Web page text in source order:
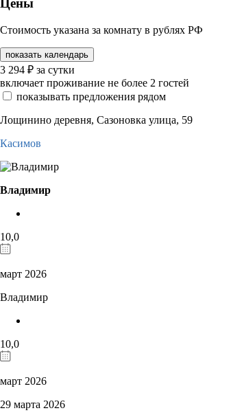
Цены
Стоимость указана за комнату в рублях РФ
показать календарь
3 294 ₽ за сутки
включает проживание не более 2 гостей
показывать предложения рядом
Лощинино деревня, Сазоновка улица, 59
Касимов
Владимир
10,0
март 2026
Владимир
10,0
март 2026
29 марта 2026